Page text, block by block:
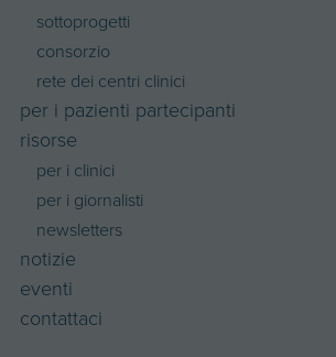
sottoprogetti
consorzio
rete dei centri clinici
per i pazienti partecipanti
risorse
per i clinici
per i giornalisti
newsletters
notizie
eventi
contattaci